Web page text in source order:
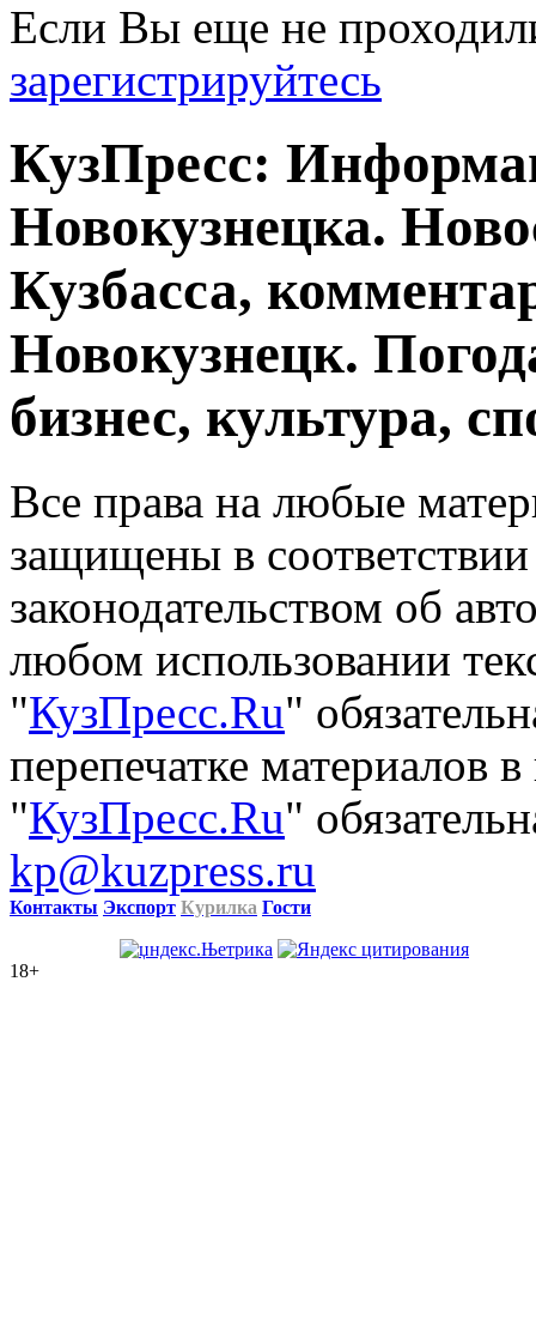
Если Вы еще не
зарегистрируйтесь
КузПресс:
Новокузнецка.
Кузбасса,
Новокузнецк.
бизнес, культура,
Все права на любые
защищены в
законодательством об
любом использовании
"КузПресс.Ru"
перепечатке материалов
"КузПресс.Ru"
kp@kuzpress.ru
Контакты Экспорт Курилка Гости
18+